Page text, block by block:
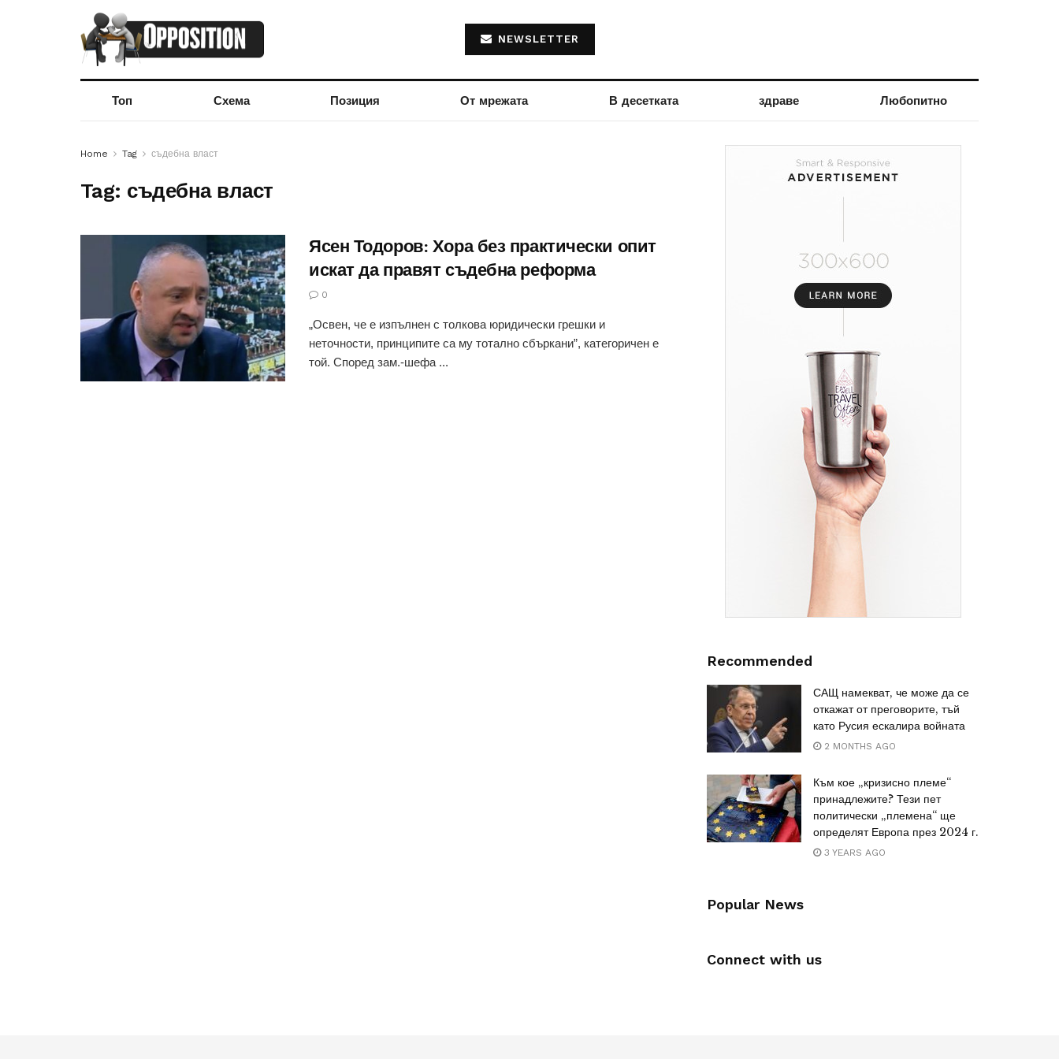
NEWSLETTER
Топ Схема Позиция От мрежата В десетката здраве Любопитно
Home Tag съдебна власт
Tag: съдебна власт
Ясен Тодоров: Хора без практически опит
искат да правят съдебна реформа
0
„Освен, че е изпълнен с толкова юридически грешки и
неточности, принципите са му тотално сбъркани”, категоричен е
той. Според зам.-шефа ...
Recommended
САЩ намекват, че може да се
откажат от преговорите, тъй
като Русия ескалира войната
2 MONTHS AGO
Към кое „кризисно племе“
принадлежите? Тези пет
политически „племена“ ще
определят Европа през 2024 г.
3 YEARS AGO
Popular News
Connect with us